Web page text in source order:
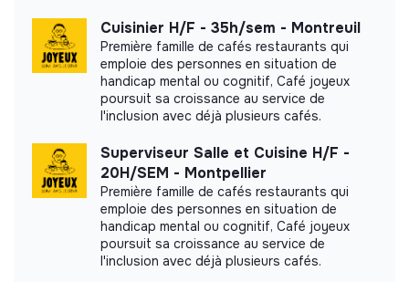
Read our impact report
Labels and certifications
Referenced by Shift Your Job.
Member of the Mouvement Impact
France.
Cuisinier H/F - 35h/sem - Montreuil
Première famille de cafés restaurants qui
emploie des personnes en situation de
handicap mental ou cognitif, Café joyeux
poursuit sa croissance au service de
l'inclusion avec déjà plusieurs cafés.
Superviseur Salle et Cuisine H/F -
20H/SEM - Montpellier
Première famille de cafés restaurants qui
emploie des personnes en situation de
handicap mental ou cognitif, Café joyeux
poursuit sa croissance au service de
l'inclusion avec déjà plusieurs cafés.